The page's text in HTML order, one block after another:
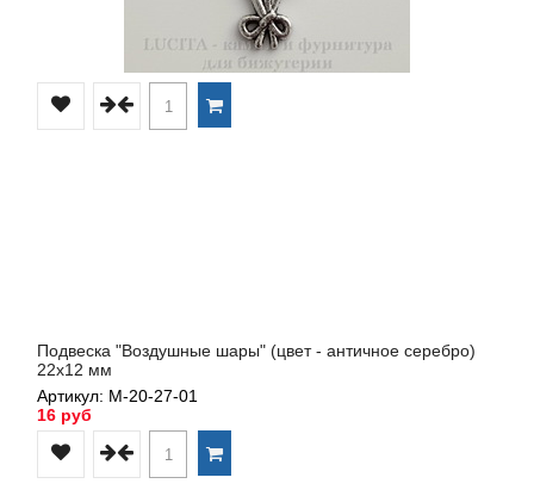
Подвеска "Воздушные шары" (цвет - античное серебро)
22х12 мм
Артикул: М-20-27-01
16 руб